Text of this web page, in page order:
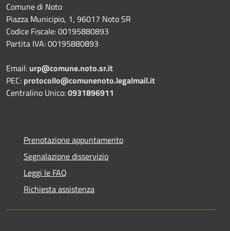
Comune di Noto
Piazza Municipio, 1, 96017 Noto SR
Codice Fiscale: 00195880893
Partita IVA: 00195880893
Email: urp@comune.noto.sr.it
PEC: protocollo@comunenoto.legalmail.it
Centralino Unico:0931896911
Prenotazione appuntamento
Segnalazione disservizio
Leggi le FAQ
Richiesta assistenza